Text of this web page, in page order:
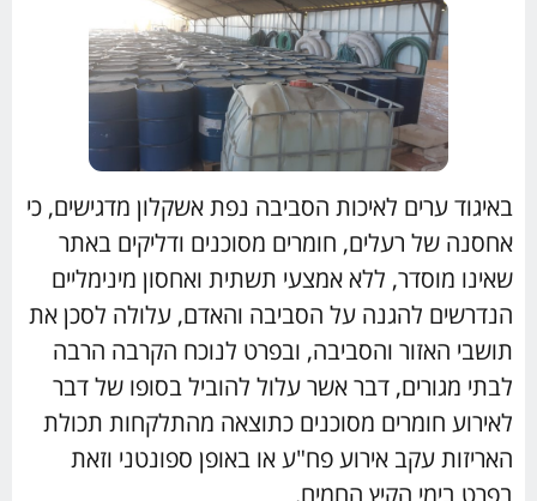
באיגוד ערים לאיכות הסביבה נפת אשקלון מדגישים, כי
אחסנה של רעלים, חומרים מסוכנים ודליקים באתר
שאינו מוסדר, ללא אמצעי תשתית ואחסון מינימליים
הנדרשים להגנה על הסביבה והאדם, עלולה לסכן את
תושבי האזור והסביבה, ובפרט לנוכח הקרבה הרבה
לבתי מגורים, דבר אשר עלול להוביל בסופו של דבר
לאירוע חומרים מסוכנים כתוצאה מהתלקחות תכולת
האריזות עקב אירוע פח"ע או באופן ספונטני וזאת
בפרט בימי הקיץ החמים.